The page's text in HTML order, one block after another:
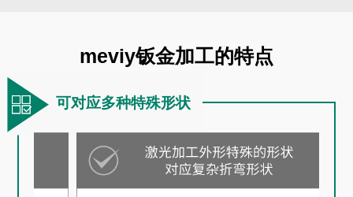
meviy钣金加工的特点
可对应多种特殊形状